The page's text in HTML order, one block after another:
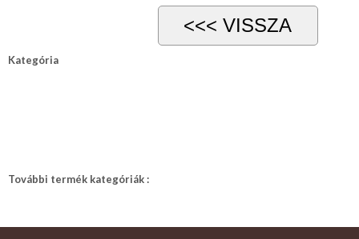
Kategória
További termék kategóriák :